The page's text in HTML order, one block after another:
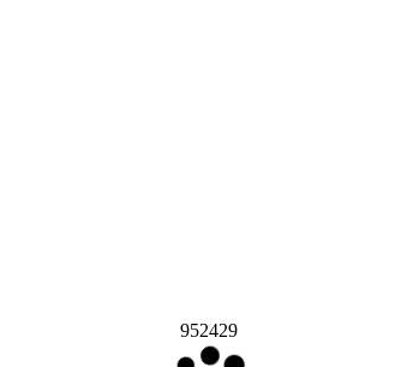
952429